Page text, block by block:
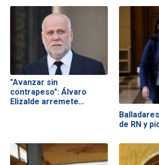
"Avanzar sin
contrapeso": Álvaro
Elizalde arremete…
de RN y